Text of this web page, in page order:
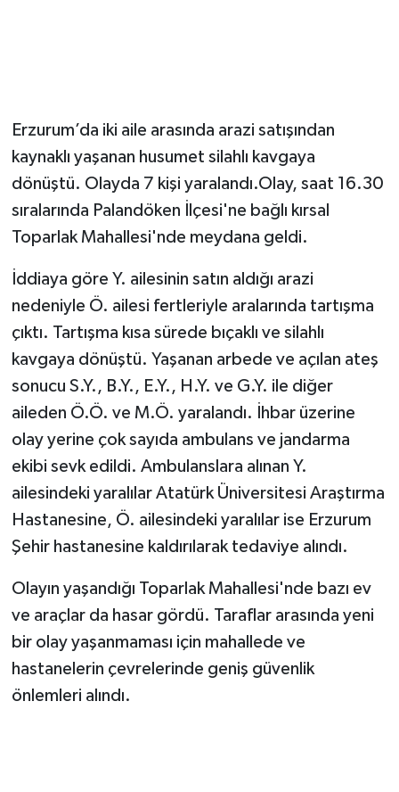
Erzurum’da iki aile arasında arazi satışından
kaynaklı yaşanan husumet silahlı kavgaya
dönüştü. Olayda 7 kişi yaralandı.Olay, saat 16.30
sıralarında Palandöken İlçesi'ne bağlı kırsal
Toparlak Mahallesi'nde meydana geldi.
İddiaya göre Y. ailesinin satın aldığı arazi
nedeniyle Ö. ailesi fertleriyle aralarında tartışma
çıktı. Tartışma kısa sürede bıçaklı ve silahlı
kavgaya dönüştü. Yaşanan arbede ve açılan ateş
sonucu S.Y., B.Y., E.Y., H.Y. ve G.Y. ile diğer
aileden Ö.Ö. ve M.Ö. yaralandı. İhbar üzerine
olay yerine çok sayıda ambulans ve jandarma
ekibi sevk edildi. Ambulanslara alınan Y.
ailesindeki yaralılar Atatürk Üniversitesi Araştırma
Hastanesine, Ö. ailesindeki yaralılar ise Erzurum
Şehir hastanesine kaldırılarak tedaviye alındı.
Olayın yaşandığı Toparlak Mahallesi'nde bazı ev
ve araçlar da hasar gördü. Taraflar arasında yeni
bir olay yaşanmaması için mahallede ve
hastanelerin çevrelerinde geniş güvenlik
önlemleri alındı.